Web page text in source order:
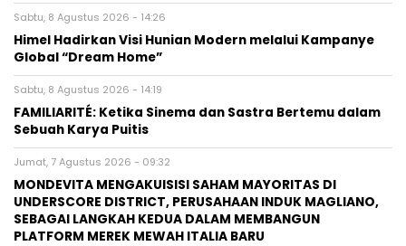
Sabtu, 8 Agustus 2026 - 14:26
Himel Hadirkan Visi Hunian Modern melalui Kampanye
Global “Dream Home”
Sabtu, 8 Agustus 2026 - 14:19
FAMILIARITÉ: Ketika Sinema dan Sastra Bertemu dalam
Sebuah Karya Puitis
Jumat, 7 Agustus 2026 - 09:32
MONDEVITA MENGAKUISISI SAHAM MAYORITAS DI
UNDERSCORE DISTRICT, PERUSAHAAN INDUK MAGLIANO,
SEBAGAI LANGKAH KEDUA DALAM MEMBANGUN
PLATFORM MEREK MEWAH ITALIA BARU